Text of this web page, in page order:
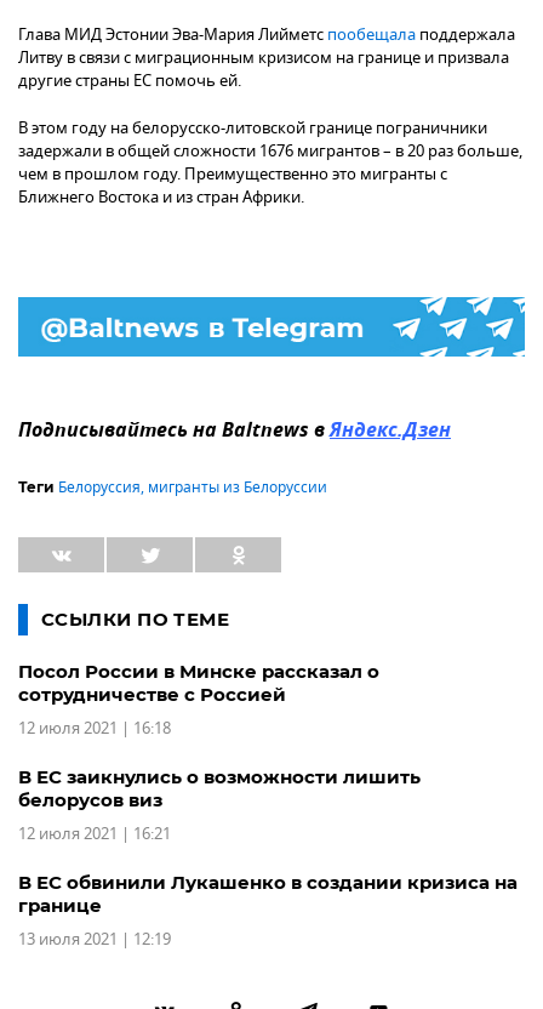
Глава МИД Эстонии Эва-Мария Лийметс пообещала поддержала
Литву в связи с миграционным кризисом на границе и призвала
другие страны ЕС помочь ей.
В этом году на белорусско-литовской границе пограничники
задержали в общей сложности 1676 мигрантов – в 20 раз больше,
чем в прошлом году. Преимущественно это мигранты с
Ближнего Востока и из стран Африки.
Подписывайтесь на Baltnews вЯндекс.Дзен
Теги Белоруссия, мигранты из Белоруссии
ССЫЛКИ ПО ТЕМЕ
Посол России в Минске рассказал о
сотрудничестве с Россией
12 июля 2021 | 16:18
В ЕС заикнулись о возможности лишить
белорусов виз
12 июля 2021 | 16:21
В ЕС обвинили Лукашенко в создании кризиса на
границе
13 июля 2021 | 12:19